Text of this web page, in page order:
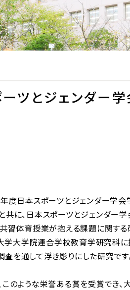
とジェンダー学
日本スポーツとジェンダー学会
共に、日本スポーツとジェンダー
共習体育授業が抱える課題に関
学大学院連合学校教育学研究科
を通して浮き彫りにした研究です
のような栄誉ある賞を受賞でき